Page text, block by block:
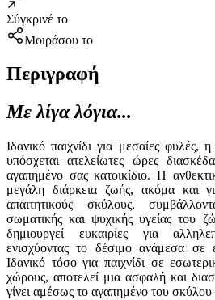
Σύγκρινέ το
Μοιράσου το
Περιγραφή
Με λίγα λόγια...
Ιδανικό παιχνίδι για μεσαίες φυλές,
υπόσχεται ατελείωτες ώρες
αγαπημένο σας κατοικίδιο. Η
μεγάλη διάρκεια ζωής, ακόμα και
απαιτητικούς σκύλους,
σωματικής και ψυχικής υγείας του
δημιουργεί ευκαιρίες για
ενισχύοντας το δέσιμο ανάμεσα
Ιδανικό τόσο για παιχνίδι σε
χώρους, αποτελεί μια ασφαλή και
γίνει αμέσως το αγαπημένο του σκύλου